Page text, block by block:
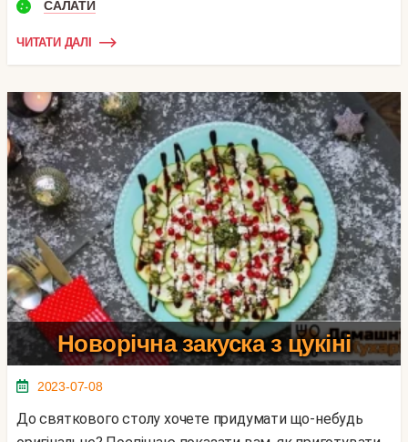
САЛАТИ
ЧИТАТИ ДАЛІ
Новорічна закуска з цукіні
2023-07-08
До святкового столу хочете придумати що-небудь